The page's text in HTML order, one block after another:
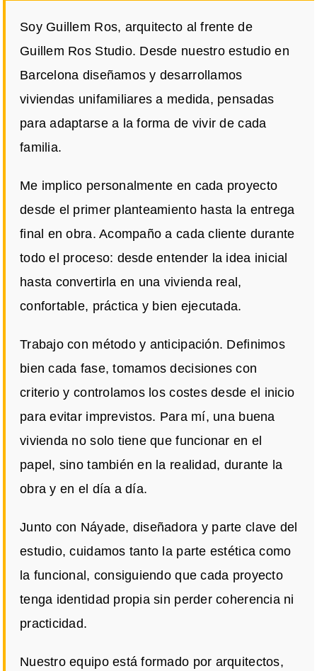
Soy Guillem Ros, arquitecto al frente de
Guillem Ros Studio. Desde nuestro estudio en
Barcelona diseñamos y desarrollamos
viviendas unifamiliares a medida, pensadas
para adaptarse a la forma de vivir de cada
familia.
Me implico personalmente en cada proyecto
desde el primer planteamiento hasta la entrega
final en obra. Acompaño a cada cliente durante
todo el proceso: desde entender la idea inicial
hasta convertirla en una vivienda real,
confortable, práctica y bien ejecutada.
Trabajo con método y anticipación. Definimos
bien cada fase, tomamos decisiones con
criterio y controlamos los costes desde el inicio
para evitar imprevistos. Para mí, una buena
vivienda no solo tiene que funcionar en el
papel, sino también en la realidad, durante la
obra y en el día a día.
Junto con Náyade, diseñadora y parte clave del
estudio, cuidamos tanto la parte estética como
la funcional, consiguiendo que cada proyecto
tenga identidad propia sin perder coherencia ni
practicidad.
Nuestro equipo está formado por arquitectos,